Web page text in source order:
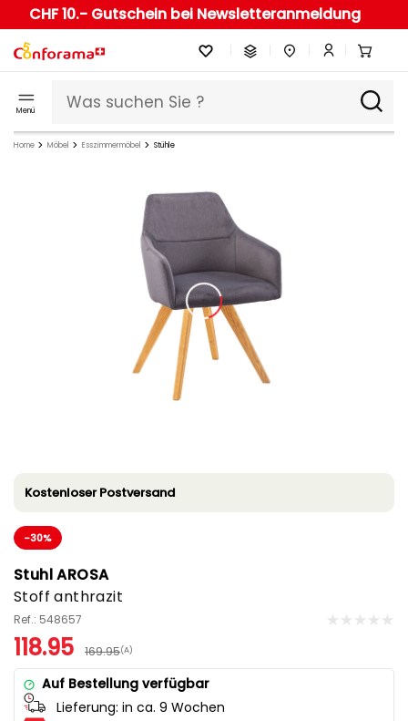
CHF 10.- Gutschein bei Newsletteranmeldung
Menü
Home Möbel Esszimmermöbel Stühle
Kostenloser Postversand
-30%
Stuhl AROSA
Stoff anthrazit
Ref.: 548657
118.95 169.95(A)
Auf Bestellung verfügbar
Lieferung: in ca. 9 Wochen